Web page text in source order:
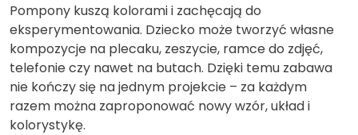
Pompony kuszą kolorami i zachęcają do
eksperymentowania. Dziecko może tworzyć własne
kompozycje na plecaku, zeszycie, ramce do zdjęć,
telefonie czy nawet na butach. Dzięki temu zabawa
nie kończy się na jednym projekcie – za każdym
razem można zaproponować nowy wzór, układ i
kolorystykę.